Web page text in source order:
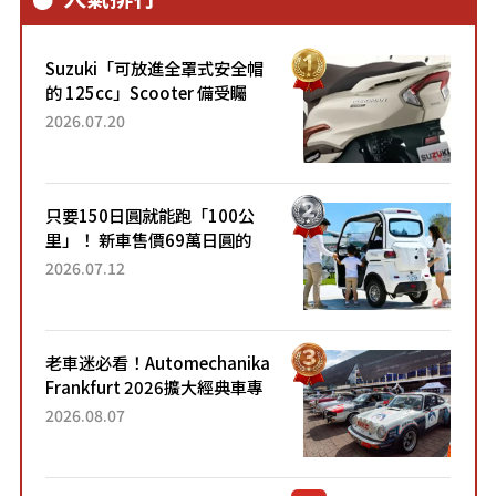
Suzuki「可放進全罩式安全帽
的 125cc」Scooter 備受矚
目！採用全新流線設計與各項
2026.07.20
只要150日圓就能跑「100公
里」！ 新車售價69萬日圓的
「3人座」Trike大受歡迎！ 順
2026.07.12
老車迷必看！Automechanika
Frankfurt 2026擴大經典車專
區 1954年珍稀古董車現場修復
2026.08.07